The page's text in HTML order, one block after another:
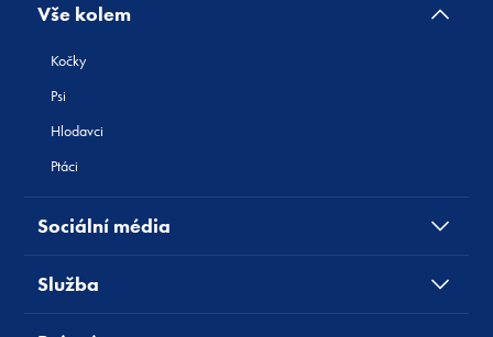
Vše kolem
Kočky
Psi
Hlodavci
Ptáci
Sociální média
Služba